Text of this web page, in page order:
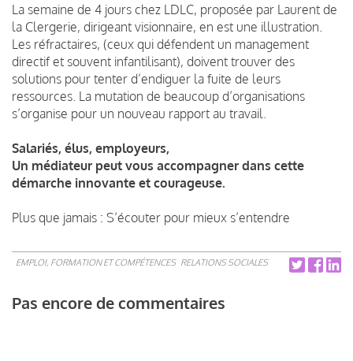
La semaine de 4 jours chez LDLC, proposée par Laurent de
la Clergerie, dirigeant visionnaire, en est une illustration.
Les réfractaires, (ceux qui défendent un management
directif et souvent infantilisant), doivent trouver des
solutions pour tenter d’endiguer la fuite de leurs
ressources. La mutation de beaucoup d’organisations
s’organise pour un nouveau rapport au travail.
Salariés, élus, employeurs,
Un médiateur peut vous accompagner dans cette
démarche innovante et courageuse.
Plus que jamais : S’écouter pour mieux s’entendre
EMPLOI, FORMATION ET COMPÉTENCES RELATIONS SOCIALES
Pas encore de commentaires